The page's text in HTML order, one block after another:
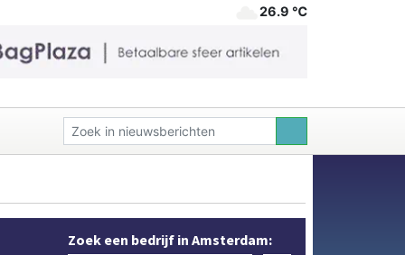
26.9 ℃
Zoek een bedrijf in Amsterdam: